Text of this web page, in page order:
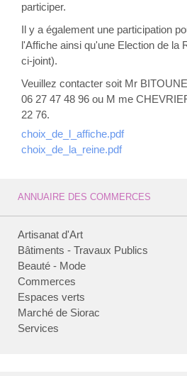
participer.
Il y a également une participation
l'Affiche ainsi qu'une Election de la
ci-joint).
Veuillez contacter soit Mr
06 27 47 48 96 ou M me
22 76.
choix_de_l_affiche.pdf
choix_de_la_reine.pdf
ANNUAIRE DES COMMERCES
Artisanat d'Art
Bâtiments - Travaux Publics
Beauté - Mode
Commerces
Espaces verts
Marché de Siorac
Services